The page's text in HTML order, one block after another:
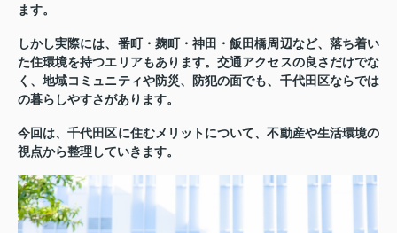
ます。
しかし実際には、番町・麹町・神田・飯田橋周辺など、落ち着い
た住環境を持つエリアもあります。交通アクセスの良さだけでな
く、地域コミュニティや防災、防犯の面でも、千代田区ならでは
の暮らしやすさがあります。
今回は、千代田区に住むメリットについて、不動産や生活環境の
視点から整理していきます。